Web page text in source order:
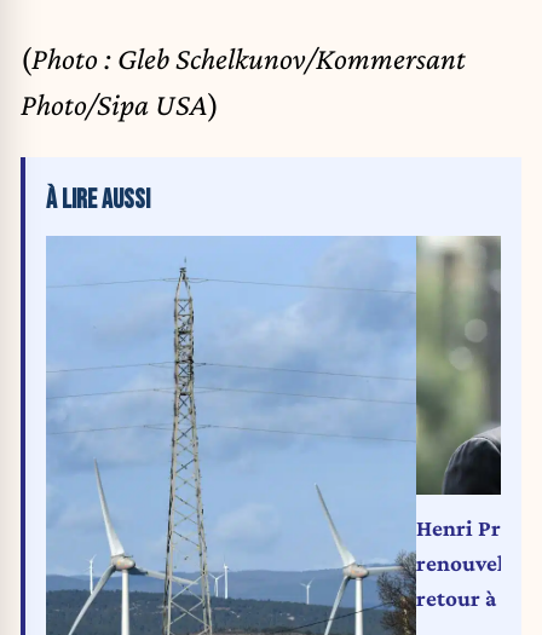
(Photo : Gleb Schelkunov/Kommersant
Photo/Sipa USA)
À LIRE AUSSI
Henri
retour à un